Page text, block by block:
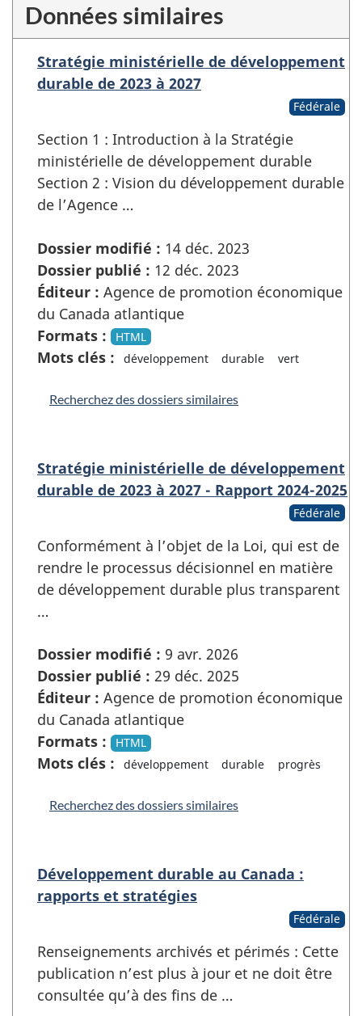
Données similaires
Stratégie ministérielle de développement
durable de 2023 à 2027
Fédérale
Section 1 : Introduction à la Stratégie
ministérielle de développement durable
Section 2 : Vision du développement durable
de l’Agence …
Dossier modifié : 14 déc. 2023
Dossier publié : 12 déc. 2023
Éditeur : Agence de promotion économique
du Canada atlantique
Formats :
HTML
Mots clés : développement durable vert
Recherchez des dossiers similaires
Stratégie ministérielle de développement
durable de 2023 à 2027 - Rapport 2024-2025
Fédérale
Conformément à l’objet de la Loi, qui est de
rendre le processus décisionnel en matière
de développement durable plus transparent
…
Dossier modifié : 9 avr. 2026
Dossier publié : 29 déc. 2025
Éditeur : Agence de promotion économique
du Canada atlantique
Formats :
HTML
Mots clés : développement durable progrès
Recherchez des dossiers similaires
Développement durable au Canada :
rapports et stratégies
Fédérale
Renseignements archivés et périmés : Cette
publication n’est plus à jour et ne doit être
consultée qu’à des fins de …